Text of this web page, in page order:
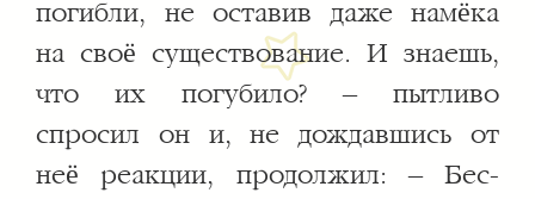
погибли, не оставив даже намёка
на своё существование. И знаешь,
что их погубило? – пытливо
спросил он и, не дождавшись от
неё реакции, продолжил: – Бес-